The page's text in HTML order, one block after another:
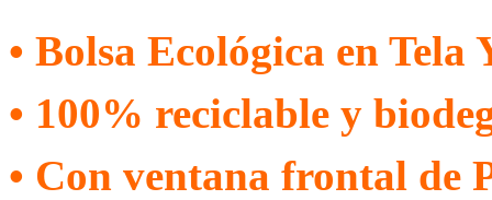
• Bolsa Ecológica en Tela
• 100% reciclable y
• Con ventana frontal de